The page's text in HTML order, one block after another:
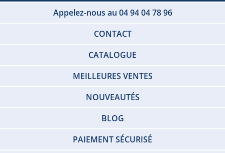
Appelez-nous au 04 94 04 78 96
CONTACT
CATALOGUE
MEILLEURES VENTES
NOUVEAUTÉS
BLOG
PAIEMENT SÉCURISÉ